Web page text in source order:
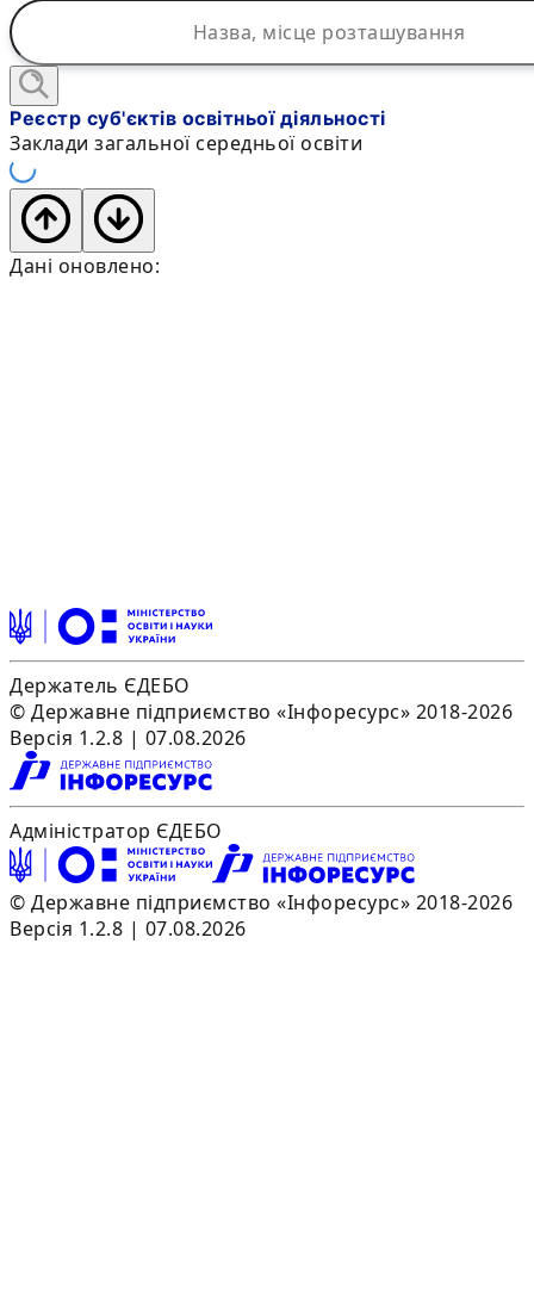
Реєстр суб'єктів освітньої діяльності
Заклади загальної середньої освіти
Дані оновлено:
Держатель ЄДЕБО
© Державне підприємство «Інфоресурс» 2018-2026
Версія 1.2.8 | 07.08.2026
Адміністратор ЄДЕБО
© Державне підприємство «Інфоресурс» 2018-2026
Версія 1.2.8 | 07.08.2026